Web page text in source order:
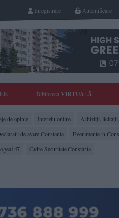
Autentificare
Inregistrare
BibliotecaVIRTUALĂ
de opinie Interviu online
Achiziții,
de avere Constanta
Evenimente in
Cadre Securitate Constanta